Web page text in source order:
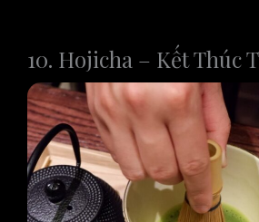
10. Hojicha – Kết Thúc